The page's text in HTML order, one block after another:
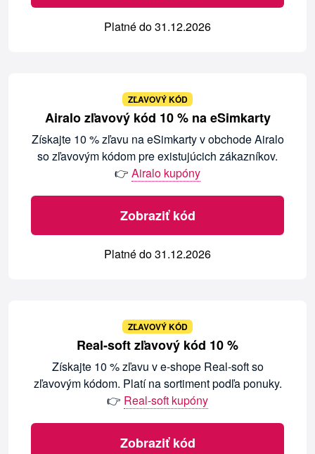
Platné do 31.12.2026
ZĽAVOVÝ KÓD
Airalo zľavový kód 10 % na eSimkarty
Získajte 10 % zľavu na eSimkarty v obchode Airalo
so zľavovým kódom pre existujúcich zákazníkov.
👉 Airalo kupóny
Zobraziť kód
Platné do 31.12.2026
ZĽAVOVÝ KÓD
Real-soft zľavový kód 10 %
Získajte 10 % zľavu v e-shope Real-soft so
zľavovým kódom. Platí na sortiment podľa ponuky.
👉 Real-soft kupóny
Zobraziť kód